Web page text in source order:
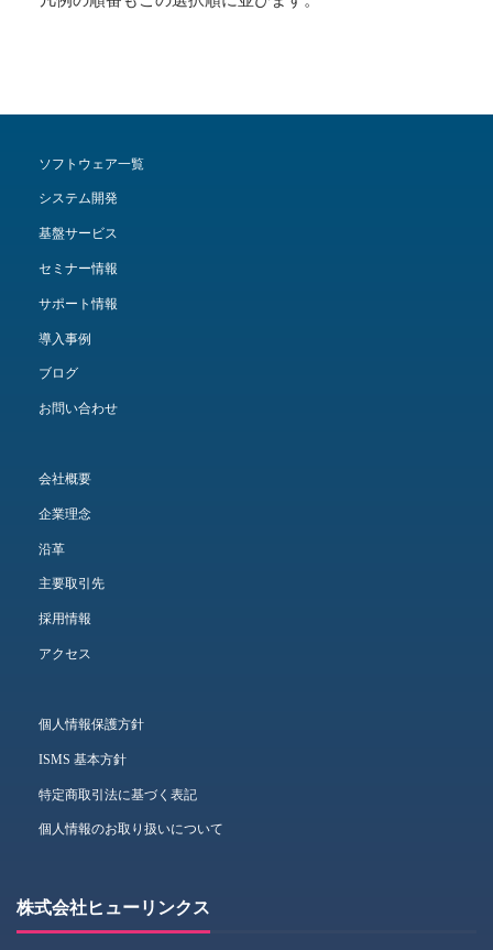
ソフトウェア一覧
システム開発
基盤サービス
セミナー情報
サポート情報
導入事例
ブログ
お問い合わせ
会社概要
企業理念
沿革
主要取引先
採用情報
アクセス
個人情報保護方針
ISMS 基本方針
特定商取引法に基づく表記
個人情報のお取り扱いについて
株式会社ヒューリンクス